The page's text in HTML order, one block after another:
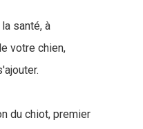
santé, à
votre chien,
du chiot, premier